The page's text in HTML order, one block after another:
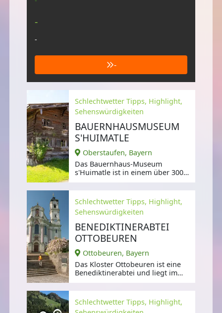
-
-
-
Schlechtwetter Tipps, Highlight,
Sehenswürdigkeiten
BAUERNHAUSMUSEUM
S'HUIMATLE
Oberstaufen, Bayern
Das Bauernhaus-Museum
s'Huimatle ist in einem über 300
Schlechtwetter Tipps, Highlight,
Sehenswürdigkeiten
BENEDIKTINERABTEI
OTTOBEUREN
Ottobeuren, Bayern
Das Kloster Ottobeuren ist eine
Benediktinerabtei und liegt im
Schlechtwetter Tipps, Highlight,